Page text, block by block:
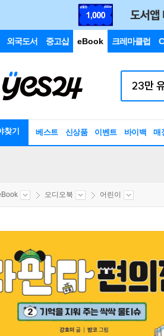
외국도서 중고샵 eBook 크레마클럽
찾기 베스트 신상품 이벤트 바이백 매
오디오북 어린이